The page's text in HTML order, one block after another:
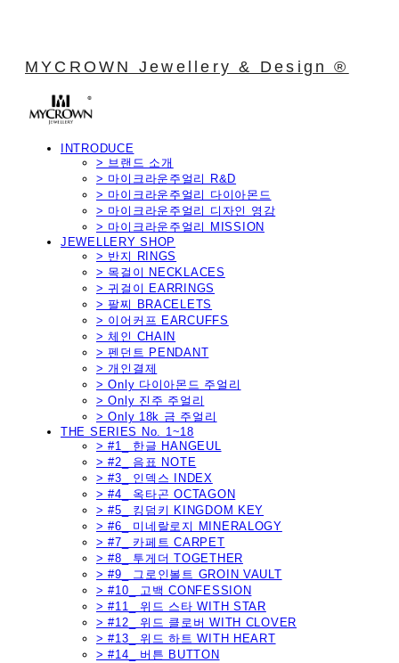
MYCROWN Jewellery & Design ®
INTRODUCE
> 브랜드 소개
> 마이크라운주얼리 R&D
> 마이크라운주얼리 다이아몬드
> 마이크라운주얼리 디자인 영감
> 마이크라운주얼리 MISSION
JEWELLERY SHOP
> 반지 RINGS
> 목걸이 NECKLACES
> 귀걸이 EARRINGS
> 팔찌 BRACELETS
> 이어커프 EARCUFFS
> 체인 CHAIN
> 펜던트 PENDANT
> 개인결제
> Only 다이아몬드 주얼리
> Only 진주 주얼리
> Only 18k 금 주얼리
THE SERIES No. 1~18
> #1_ 한글 HANGEUL
> #2_ 음표 NOTE
> #3_ 인덱스 INDEX
> #4_ 옥타곤 OCTAGON
> #5_ 킹덤키 KINGDOM KEY
> #6_ 미네랄로지 MINERALOGY
> #7_ 카페트 CARPET
> #8_ 투게더 TOGETHER
> #9_ 그로인볼트 GROIN VAULT
> #10_ 고백 CONFESSION
> #11_ 위드 스타 WITH STAR
> #12_ 위드 클로버 WITH CLOVER
> #13_ 위드 하트 WITH HEART
> #14_ 버튼 BUTTON